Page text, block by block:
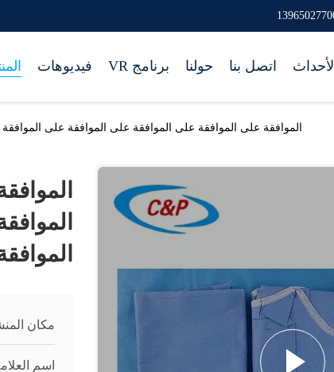
فيديوهات برنامج VR حولنا اتصل بنا الأحداث
الموافقة على الموافقة على الموافقة على الموافقة على
مكان
اسم